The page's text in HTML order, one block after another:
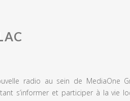
radio au sein de MediaOne
s’informer et participer à la vie